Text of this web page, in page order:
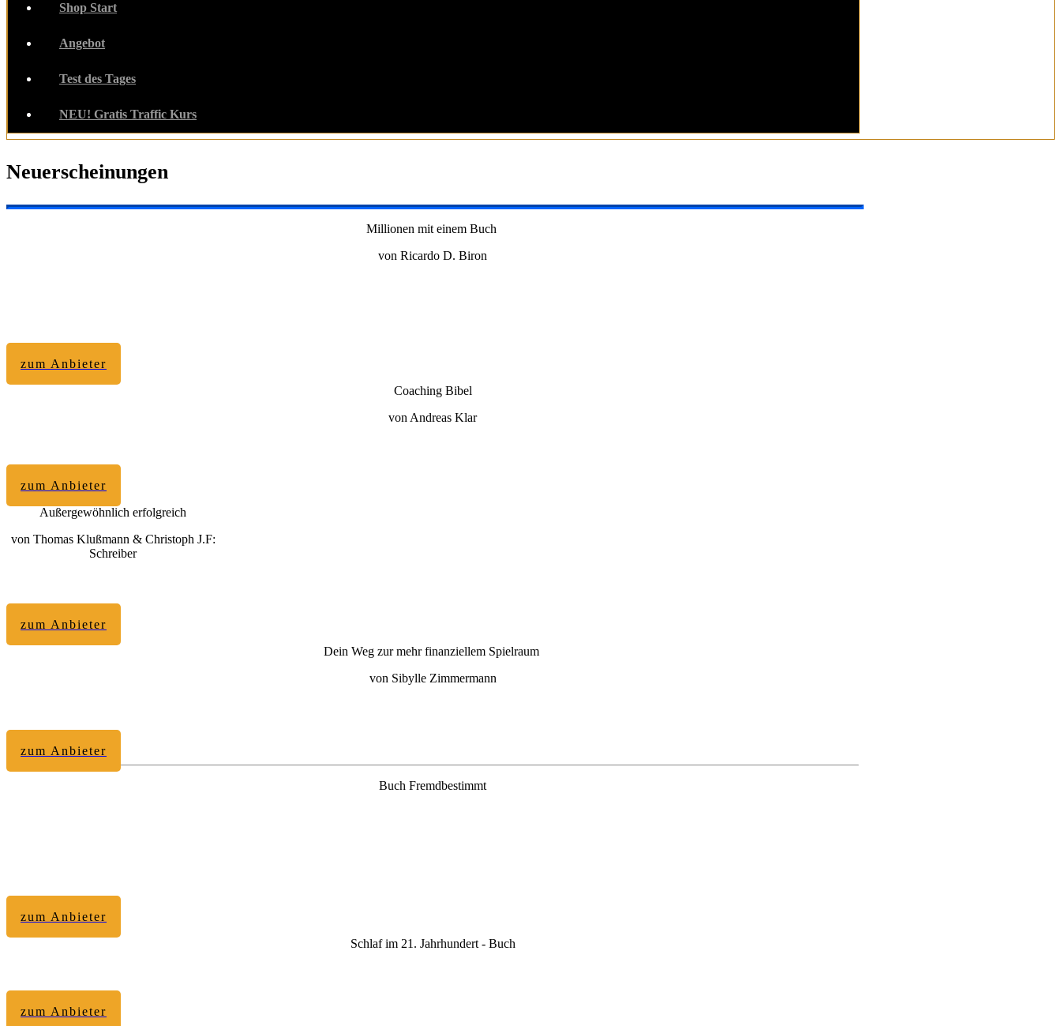
Shop Start
Angebot
Test des Tages
NEU! Gratis Traffic Kurs
Neuerscheinungen
Millionen mit einem Buch
von Ricardo D. Biron
zum Anbieter
Coaching Bibel
von Andreas Klar
zum Anbieter
Außergewöhnlich erfolgreich
von Thomas Klußmann & Christoph J.F:
Schreiber
zum Anbieter
Dein Weg zur mehr finanziellem Spielraum
von Sibylle Zimmermann
zum Anbieter
Buch Fremdbestimmt
zum Anbieter
Schlaf im 21. Jahrhundert - Buch
zum Anbieter